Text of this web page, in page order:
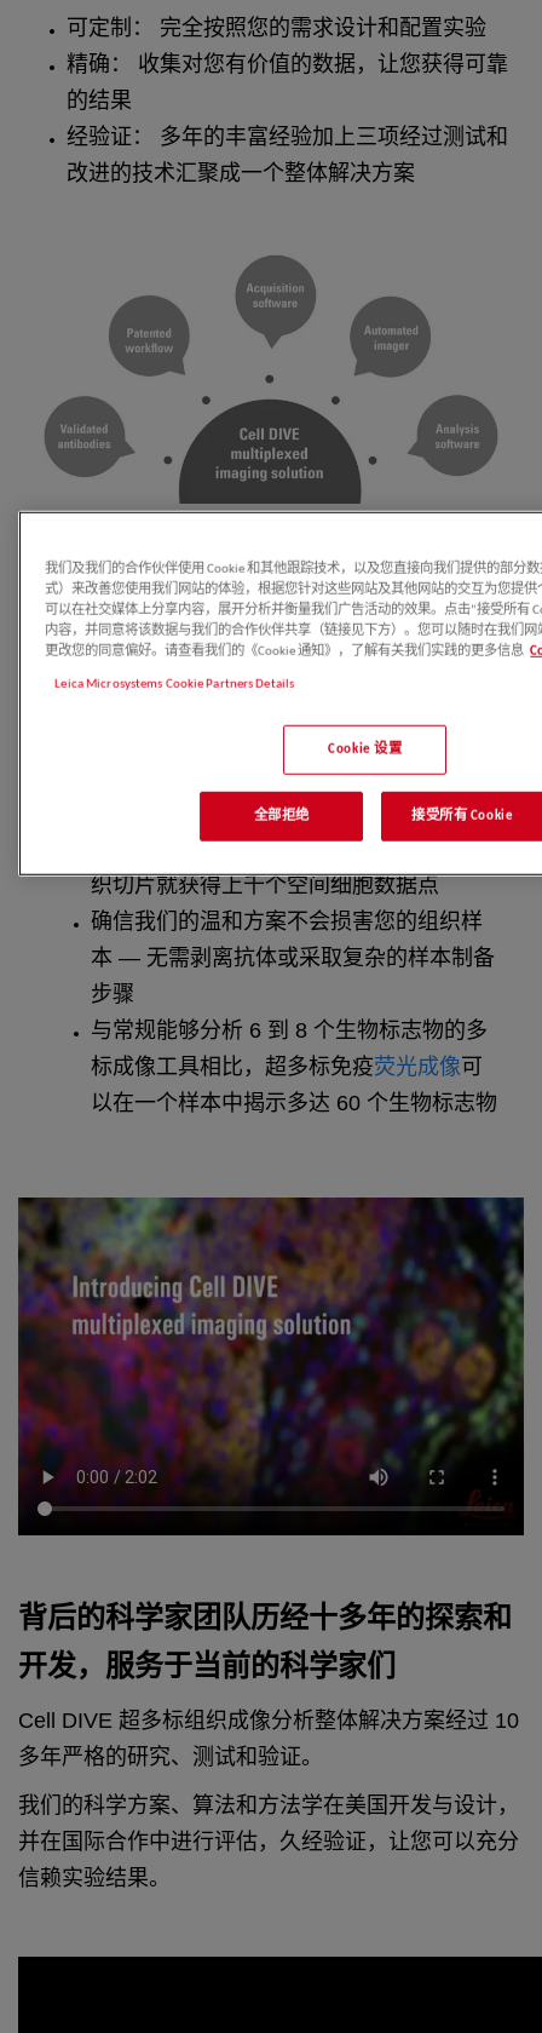
可定制： 完全按照您的需求设计和配置实验
精确： 收集对您有价值的数据，让您获得可靠
的结果
经验证： 多年的丰富经验加上三项经过测试和
改进的技术汇聚成一个整体解决方案
我们如何提供揭示重要的蛋白质生
物标志物可靠且可重复的结果
在我们大量的经过验证的抗体列表的使用
下，您可以根据您的需要设计自己的实验
方案，灵活地进行染色和成像
反复进行标记、成像和脱色，仅从一个组
织切片就获得上千个空间细胞数据点
确信我们的温和方案不会损害您的组织样
本 — 无需剥离抗体或采取复杂的样本制备
步骤
与常规能够分析 6 到 8 个生物标志物的多
标成像工具相比，超多标免疫荧光成像 可
以在一个样本中揭示多达 60 个生物标志物
背后的科学家团队历经十多年的探索和
开发，服务于当前的科学家们
Cell DIVE 超多标组织成像分析整体解决方案经过 10
多年严格的研究、测试和验证。
我们的科学方案、算法和方法学在美国开发与设计，
并在国际合作中进行评估，久经验证，让您可以充分
信赖实验结果。
我们及我们的合作伙伴使用 Cookie 和其他跟踪技术，以及您直接向我们提供的部分
式）来改善您使用我们网站的体验，根据您针对这些网站及其他网站的交互为您提
可以在社交媒体上分享内容，展开分析并衡量我们广告活动的效果。点击“接受所有
内容，并同意将该数据与我们的合作伙伴共享（链接见下方）。您可以随时在我们网
更改您的同意偏好。请查看我们的《Cookie 通知》，了解有关我们实践的更多信息
Leica Microsystems Cookie Partners Details
Cookie 设置
全部拒绝 接受所有 Cookie